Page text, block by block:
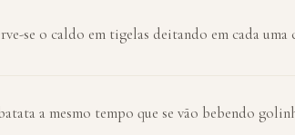
se o caldo em tigelas deitando em cada
a mesmo tempo que se vão bebendo